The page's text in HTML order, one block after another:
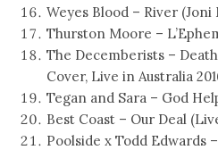
Weyes Blood – River
Thurston Moore –
The Decemberists –
Cover, Live in Australia
Tegan and Sara – God
Best Coast – Our Deal
Poolside x Todd Edwards